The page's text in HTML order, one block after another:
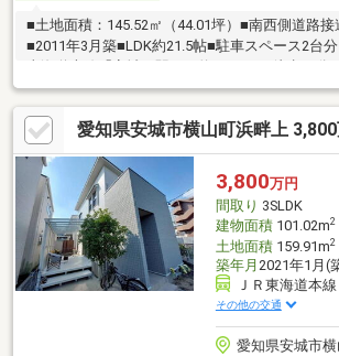
■土地面積：145.52㎡（44.01坪）■南西側道路
■2011年3月築■LDK約21.5帖■駐車スペース2台
ォメーション～錦町小学校まで約790ｍ（徒歩
校まで約180ｍ（徒歩3分）業務スーパー安城店
歩7分）ローソン安城城南店まで約180ｍ（徒歩3
ギヤマ安城店まで580ｍ（徒歩8分）やました内
クまで約750ｍ（徒歩10分）錦保育園まで約620
田公園まで約300ｍ（徒歩4分）
愛知県安城市横山町浜畔上
3,800万円
間取り 3SLDK
建物面積101.02m2
土地面積159.91m2
築年月 2021年1月(
ＪＲ東海道本
その他の交通
愛知県安城市